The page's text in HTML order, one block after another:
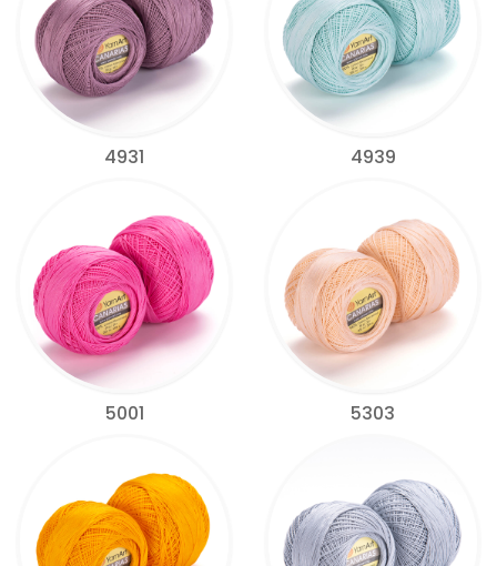
4931 4939
5001 5303